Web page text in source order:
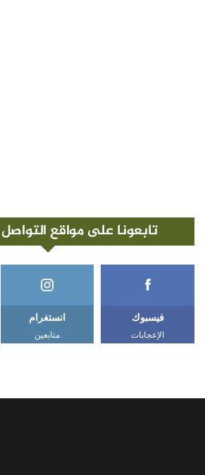
تابعونا على مواقع
فيسبوك
الإعجابات
انستغرام
متابعين